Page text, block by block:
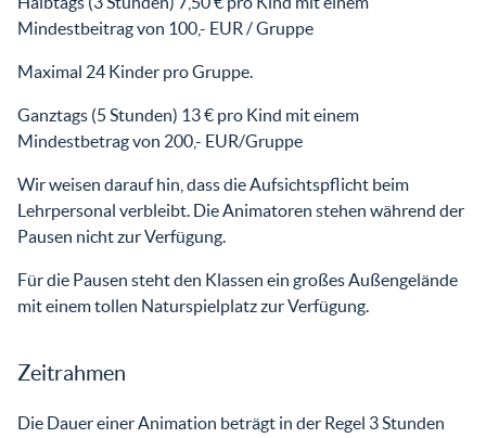
Mindestbeitrag von 100,- EUR / Gruppe
Maximal 24 Kinder pro Gruppe.
Ganztags (5 Stunden) 13 € pro Kind mit einem
Mindestbetrag von 200,- EUR/Gruppe
Wir weisen darauf hin, dass die Aufsichtspflicht beim
Lehrpersonal verbleibt. Die Animatoren stehen während der
Pausen nicht zur Verfügung.
Für die Pausen steht den Klassen ein großes Außengelände
mit einem tollen Naturspielplatz zur Verfügung.
Zeitrahmen
Die Dauer einer Animation beträgt in der Regel 3 Stunden